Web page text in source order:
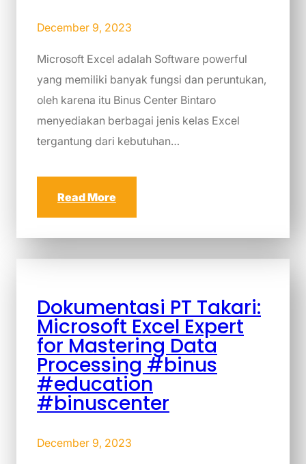
December 9, 2023
Microsoft Excel adalah Software powerful
yang memiliki banyak fungsi dan peruntukan,
oleh karena itu Binus Center Bintaro
menyediakan berbagai jenis kelas Excel
tergantung dari kebutuhan…
Read More
Dokumentasi PT Takari:
Microsoft Excel Expert
for Mastering Data
Processing #binus
#education
#binuscenter
December 9, 2023